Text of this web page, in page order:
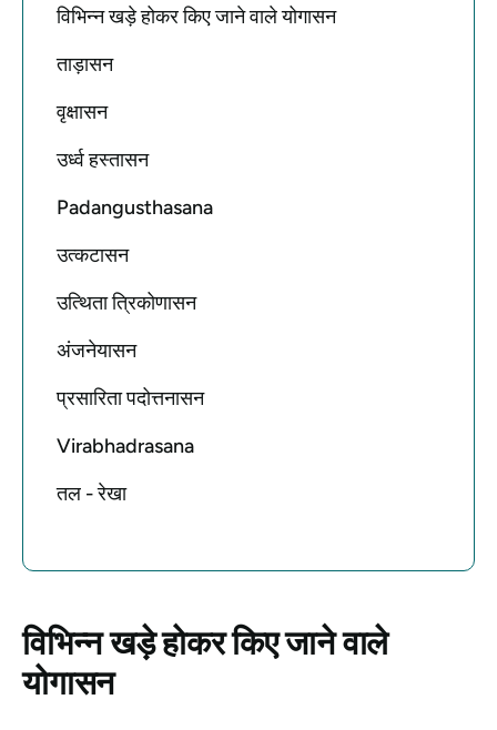
विभिन्न खड़े होकर किए जाने वाले योगासन
ताड़ासन
वृक्षासन
उर्ध्व हस्तासन
Padangusthasana
उत्कटासन
उत्थिता त्रिकोणासन
अंजनेयासन
प्रसारिता पदोत्तनासन
Virabhadrasana
तल - रेखा
विभिन्न खड़े होकर किए जाने वाले
योगासन